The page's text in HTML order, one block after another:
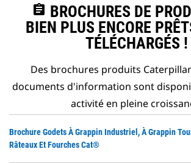
assignment BROCHURES DE
BIEN PLUS ENCORE
TÉLÉCHARGÉS !
Des brochures produits
documents d'information sont
activité en pleine
Brochure Godets À Grappin Industriel, À Grappin
Râteaux Et Fourches Cat®